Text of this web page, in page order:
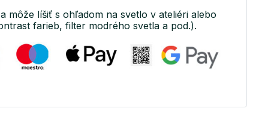
líšiť s ohľadom na svetlo v ateliéri alebo
farieb, filter modrého svetla a pod.).